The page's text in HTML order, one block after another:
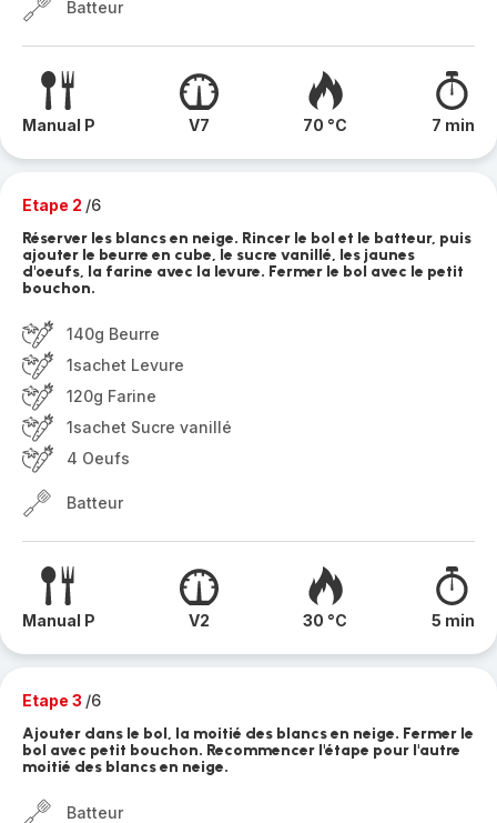
Batteur
Manual P V7 70 °C 7 min
Etape 2 /6
Réserver les blancs en neige. Rincer le bol et le batteur, puis
ajouter le beurre en cube, le sucre vanillé, les jaunes
d'oeufs, la farine avec la levure. Fermer le bol avec le petit
bouchon.
140g Beurre
1sachet Levure
120g Farine
1sachet Sucre vanillé
4 Oeufs
Batteur
Manual P V2 30 °C 5 min
Etape 3 /6
Ajouter dans le bol, la moitié des blancs en neige. Fermer le
bol avec petit bouchon. Recommencer l'étape pour l'autre
moitié des blancs en neige.
Batteur